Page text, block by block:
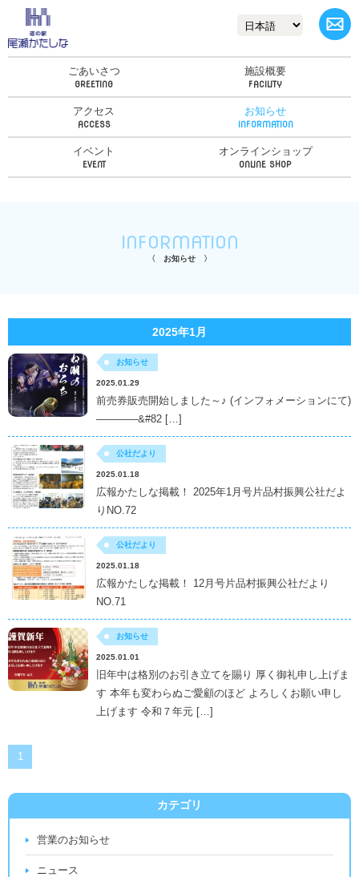
ごあいさつ 施設概要
アクセス お知らせ
イベント オンラインショップ
INFORMATION
お知らせ
2025年1月
お知らせ
2025.01.29
前売券販売開始しました～♪ (インフォメーションにて)
————&#82 […]
公社だより
2025.01.18
広報かたしな掲載！ 2025年1月号片品村振興公社だよ
りNO.72
公社だより
2025.01.18
広報かたしな掲載！ 12月号片品村振興公社だより
NO.71
お知らせ
2025.01.01
旧年中は格別のお引き立てを賜り 厚く御礼申し上げま
す 本年も変わらぬご愛顧のほど よろしくお願い申し
上げます 令和７年元 […]
1
カテゴリ
営業のお知らせ
ニュース